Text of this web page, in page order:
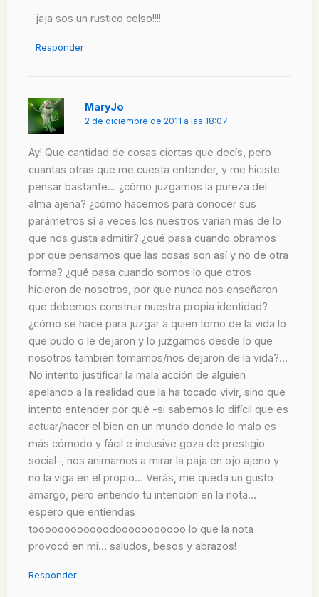
jaja sos un rustico celso!!!!
Responder
MaryJo
2 de diciembre de 2011 a las 18:07
Ay! Que cantidad de cosas ciertas que decís, pero
cuantas otras que me cuesta entender, y me hiciste
pensar bastante… ¿cómo juzgamos la pureza del
alma ajena? ¿cómo hacemos para conocer sus
parámetros si a veces los nuestros varían más de lo
que nos gusta admitir? ¿qué pasa cuando obramos
por que pensamos que las cosas son así y no de otra
forma? ¿qué pasa cuando somos lo que otros
hicieron de nosotros, por que nunca nos enseñaron
que debemos construir nuestra propia identidad?
¿cómo se hace para juzgar a quien tomo de la vida lo
que pudo o le dejaron y lo juzgamos desde lo que
nosotros también tomamos/nos dejaron de la vida?…
No intento justificar la mala acción de alguien
apelando a la realidad que la ha tocado vivir, sino que
intento entender por qué -si sabemos lo difícil que es
actuar/hacer el bien en un mundo donde lo malo es
más cómodo y fácil e inclusive goza de prestigio
social-, nos animamos a mirar la paja en ojo ajeno y
no la viga en el propio… Verás, me queda un gusto
amargo, pero entiendo tu intención en la nota…
espero que entiendas
toooooooooooodooooooooooo lo que la nota
provocó en mi… saludos, besos y abrazos!
Responder